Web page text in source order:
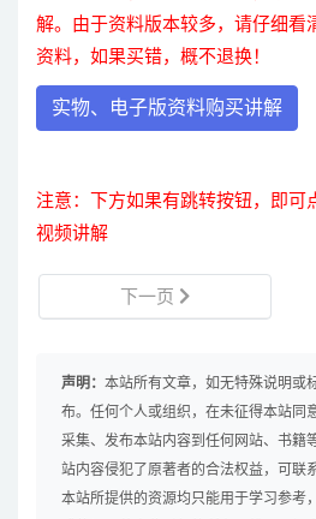
解。由于资料版本较多，请仔细看
资料，如果买错，概不退换！
实物、电子版资料购买讲解
注意：下方如果有跳转按钮，即可
视频讲解
下一页
声明： 本站所有文章，如无特殊说明或
布。任何个人或组织，在未征得本站同
采集、发布本站内容到任何网站、书籍
站内容侵犯了原著者的合法权益，可联
本站所提供的资源均只能用于学习参考